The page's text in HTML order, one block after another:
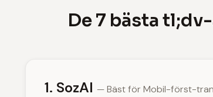
De 7 bästa
1. SozAI — Bäst för Mobil-först-